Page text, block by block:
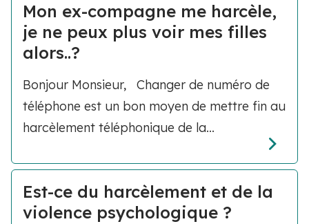
Mon ex-compagne me harcèle,
je ne peux plus voir mes filles
alors..?
Bonjour Monsieur, Changer de numéro de
téléphone est un bon moyen de mettre fin au
harcèlement téléphonique de la...
Est-ce du harcèlement et de la
violence psychologique ?